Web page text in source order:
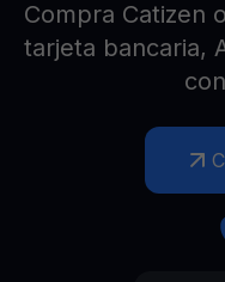
Compra Catizen
tarjeta bancaria,